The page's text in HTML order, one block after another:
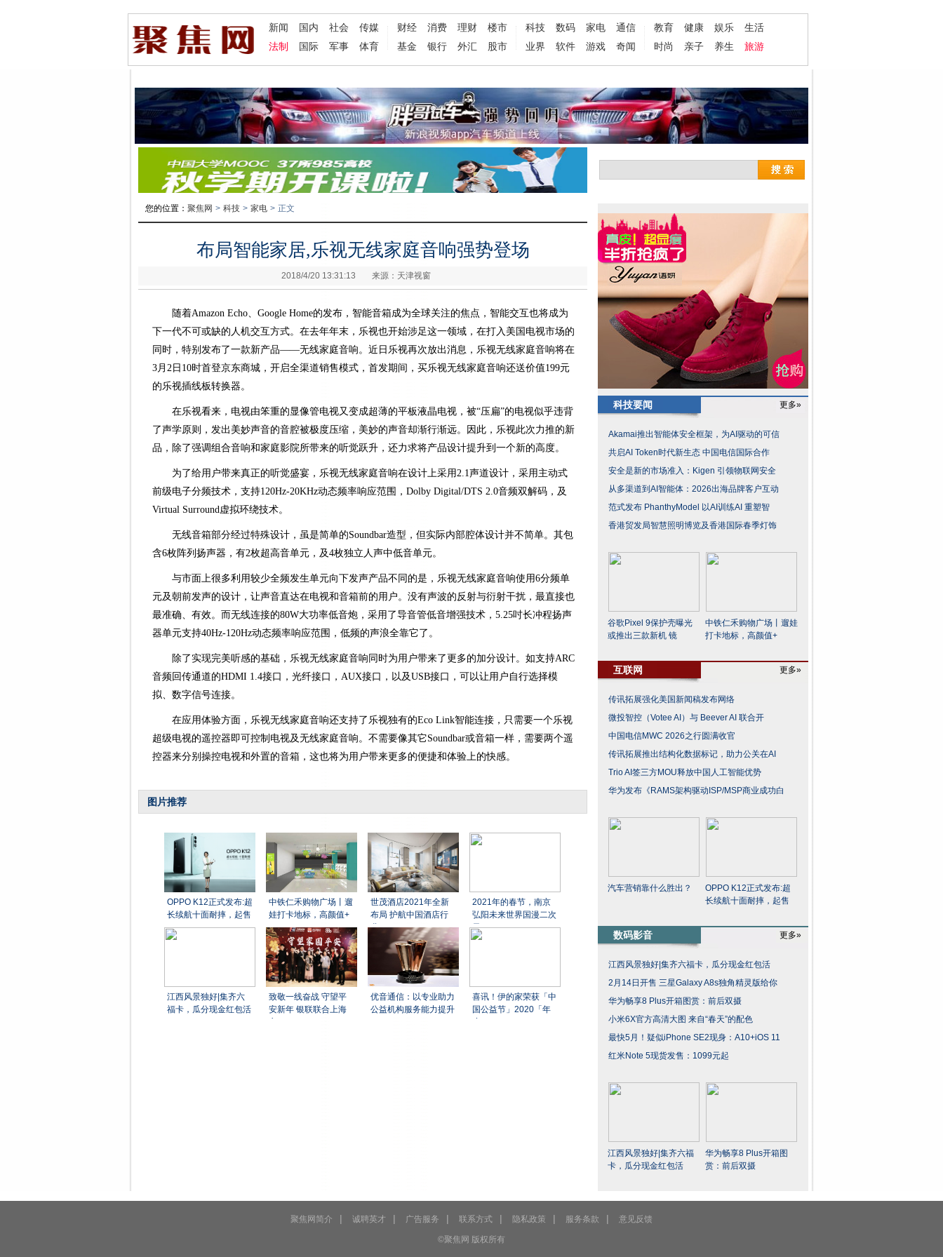
新闻 国内 社会
传媒
法制
国际 军事 体育
财经 消费 理财
楼市
基金
银行 外汇 股市
科技 数码 家电
通信
业界
软件 游戏 奇闻
教育 健康 娱乐
生活
时尚
亲子 养生 旅游
您的位置： 聚焦网 > 科技 > 家电 > 正文
布局智能家居,乐视无线家庭音响强势登场
2018/4/20 13:31:13 来源：天津视窗
随着Amazon Echo、Google Home的发布，智能音箱成为全球关注的焦点，智能交互也将成为
下一代不可或缺的人机交互方式。在去年年末，乐视也开始涉足这一领域，在打入美国电视市场的
同时，特别发布了一款新产品——无线家庭音响。近日乐视再次放出消息，乐视无线家庭音响将在
3月2日10时首登京东商城，开启全渠道销售模式，首发期间，买乐视无线家庭音响还送价值199元
的乐视插线板转换器。
在乐视看来，电视由笨重的显像管电视又变成超薄的平板液晶电视，被“压扁”的电视似乎违背
了声学原则，发出美妙声音的音腔被极度压缩，美妙的声音却渐行渐远。因此，乐视此次力推的新
品，除了强调组合音响和家庭影院所带来的听觉跃升，还力求将产品设计提升到一个新的高度。
为了给用户带来真正的听觉盛宴，乐视无线家庭音响在设计上采用2.1声道设计，采用主动式
前级电子分频技术，支持120Hz-20KHz动态频率响应范围，Dolby Digital/DTS 2.0音频双解码，及
Virtual Surround虚拟环绕技术。
无线音箱部分经过特殊设计，虽是简单的Soundbar造型，但实际内部腔体设计并不简单。其包
含6枚阵列扬声器，有2枚超高音单元，及4枚独立人声中低音单元。
与市面上很多利用较少全频发生单元向下发声产品不同的是，乐视无线家庭音响使用6分频单
元及朝前发声的设计，让声音直达在电视和音箱前的用户。没有声波的反射与衍射干扰，最直接也
最准确、有效。而无线连接的80W大功率低音炮，采用了导音管低音增强技术，5.25吋长冲程扬声
器单元支持40Hz-120Hz动态频率响应范围，低频的声浪全靠它了。
除了实现完美听感的基础，乐视无线家庭音响同时为用户带来了更多的加分设计。如支持ARC
音频回传通道的HDMI 1.4接口，光纤接口，AUX接口，以及USB接口，可以让用户自行选择模
拟、数字信号连接。
在应用体验方面，乐视无线家庭音响还支持了乐视独有的Eco Link智能连接，只需要一个乐视
超级电视的遥控器即可控制电视及无线家庭音响。不需要像其它Soundbar或音箱一样，需要两个遥
控器来分别操控电视和外置的音箱，这也将为用户带来更多的便捷和体验上的快感。
图片推荐
OPPO K12正式发布:超
长续航十面耐摔，起售
中铁仁禾购物广场丨遛
娃打卡地标，高颜值+
世茂酒店2021年全新
布局 护航中国酒店行
业
2021年的春节，南京
弘阳未来世界国漫二次
元
江西风景独好|集齐六
福卡，瓜分现金红包活
致敬一线奋战 守望平
安新年 银联联合上海
优音通信：以专业助力
公益机构服务能力提升
喜讯！伊的家荣获「中
国公益节」2020「年
科技要闻 更多»
Akamai推出智能体安全框架，为AI驱动的可信
共启AI Token时代新生态 中国电信国际合作
安全是新的市场准入：Kigen 引领物联网安全
从多渠道到AI智能体：2026出海品牌客户互动
范式发布 PhanthyModel 以AI训练AI 重塑智
香港贸发局智慧照明博览及香港国际春季灯饰
谷歌Pixel 9保护壳曝光
或推出三款新机 镜
中铁仁禾购物广场丨遛娃
打卡地标，高颜值+
互联网 更多»
传讯拓展强化美国新闻稿发布网络
微投智控（Votee AI）与 Beever AI 联合开
中国电信MWC 2026之行圆满收官
传讯拓展推出结构化数据标记，助力公关在AI
Trio AI签三方MOU释放中国人工智能优势
华为发布《RAMS架构驱动ISP/MSP商业成功白
汽车营销靠什么胜出？
OPPO K12正式发布:超
长续航十面耐摔，起售
数码影音 更多»
江西风景独好|集齐六福卡，瓜分现金红包活
2月14日开售 三星Galaxy A8s独角精灵版给你
华为畅享8 Plus开箱图赏：前后双摄
小米6X官方高清大图 来自“春天”的配色
最快5月！疑似iPhone SE2现身：A10+iOS 11
红米Note 5现货发售：1099元起
江西风景独好|集齐六福
卡，瓜分现金红包活
华为畅享8 Plus开箱图
赏：前后双摄
聚焦网简介 | 诚聘英才 | 广告服务 | 联系方式 | 隐私政策 | 服务条款 | 意见反馈
©聚焦网 版权所有